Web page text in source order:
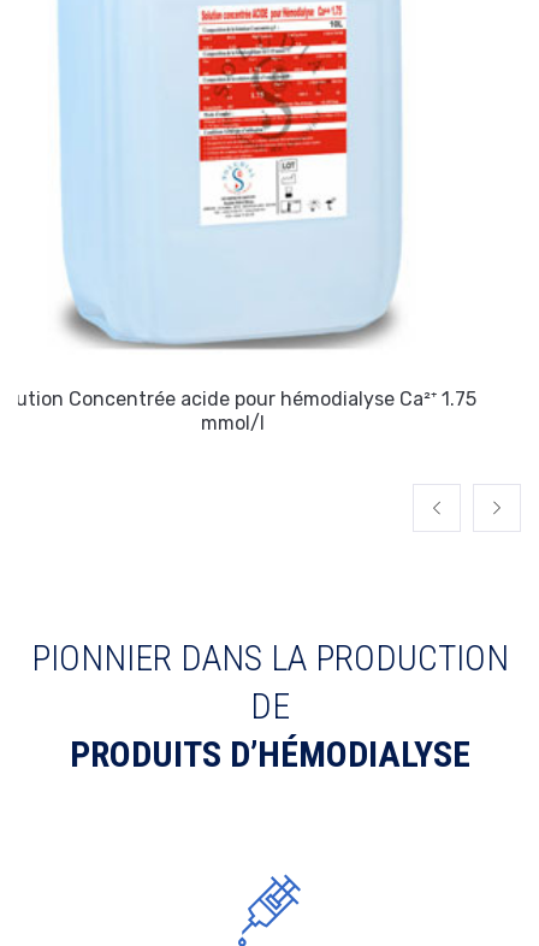
hémodialyse Ca²⁺ 1.75
Concentré ACIDE pour
PIONNIER DANS LA PRODUCTION
DE
PRODUITS D’HÉMODIALYSE